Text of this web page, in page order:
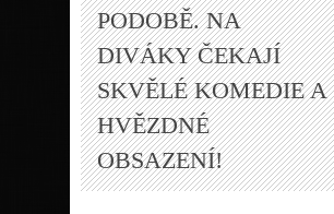
PODOBĚ. NA
DIVÁKY ČEKAJÍ
SKVĚLÉ KOMEDIE A
HVĚZDNÉ
OBSAZENÍ!